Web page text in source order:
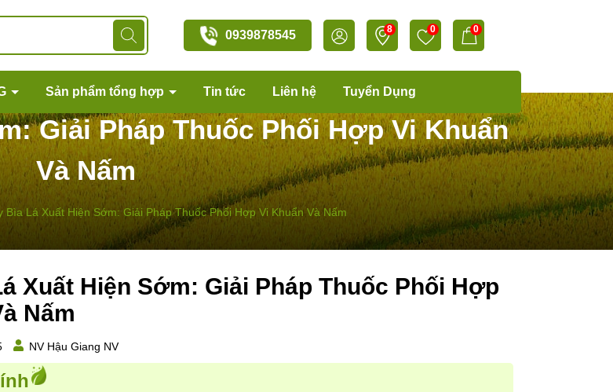
0939878545 8 0 0
Sản phẩm tổng hợp Tin tức Liên hệ Tuyển Dụng
Giải Pháp Thuốc Phối Hợp Vi Khuẩn
Và Nấm
Bìa Lá Xuất Hiện Sớm: Giải Pháp Thuốc Phối Hợp Vi Khuẩn Và Nấm
Xuất Hiện Sớm: Giải Pháp Thuốc Phối Hợp
Nấm
NV Hậu Giang NV